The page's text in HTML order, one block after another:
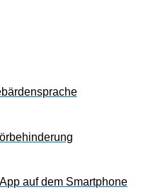
auf dem Smartphone